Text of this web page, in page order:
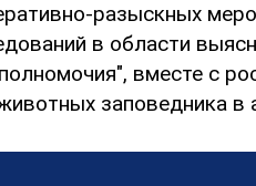
разыскных
в области
вместе с
заповедника